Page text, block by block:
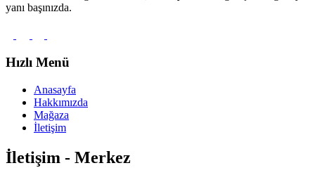
yanı başınızda.
Hızlı Menü
Anasayfa
Hakkımızda
Mağaza
İletişim
İletişim - Merkez